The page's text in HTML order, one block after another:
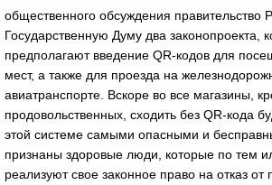
общественного обсуждения правительство
Государственную Думу два законопроекта,
предполагают введение QR-кодов для
мест, а также для проезда на
авиатранспорте. Вскоре во все магазины,
продовольственных, сходить без QR-кода
этой системе самыми опасными и
признаны здоровые люди, которые по тем
реализуют свое законное право на отказ от